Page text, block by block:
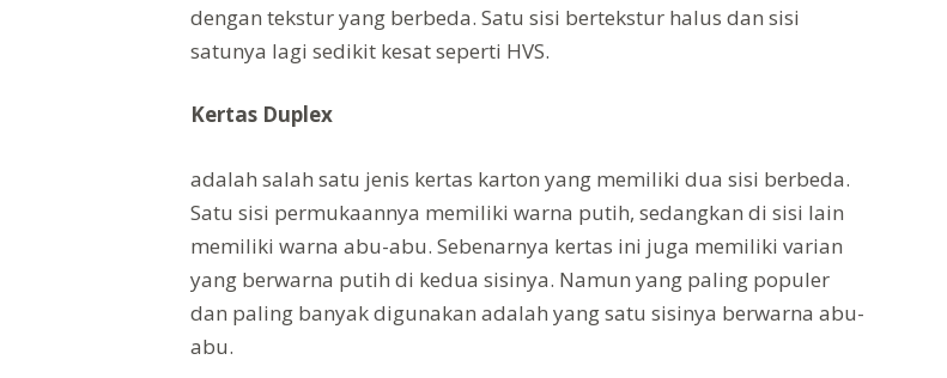
dengan tekstur yang berbeda. Satu sisi bertekstur halus dan sisi
satunya lagi sedikit kesat seperti HVS.
Kertas Duplex
adalah salah satu jenis kertas karton yang memiliki dua sisi berbeda.
Satu sisi permukaannya memiliki warna putih, sedangkan di sisi lain
memiliki warna abu-abu. Sebenarnya kertas ini juga memiliki varian
yang berwarna putih di kedua sisinya. Namun yang paling populer
dan paling banyak digunakan adalah yang satu sisinya berwarna abu-
abu.